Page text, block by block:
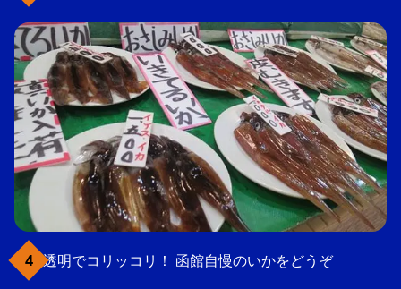
透明でコリッコリ！ 函館自慢のいかをどうぞ